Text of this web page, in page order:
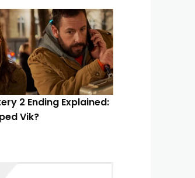
2 Ending Explained:
Vik?